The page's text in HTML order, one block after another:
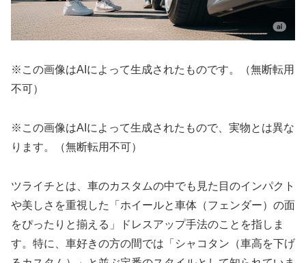
※この画像はAIによって生成されたものです。（無断転用
不可）
※この画像はAIによって生成されたもので、実物とは異な
ります。（無断転用不可）
ツライチとは、車のカスタムの中でも見た目のインパクト
や美しさを重視した「ホイールと車体（フェンダー）の面
をぴったりと揃える」ドレスアップ手法のことを指しま
す。特に、車好きの方の間では「シャコタン（車高を下げ